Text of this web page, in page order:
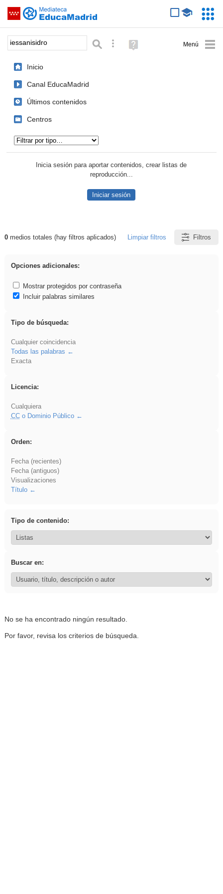
Saltar navegación
Palabra o frase: Búsqueda avanzada
Ayuda
(en
Inicio
Canal EducaMadrid
Últimos contenidos
Centros
Inicia sesión para aportar contenidos, crear listas de
reproducción...
Iniciar sesión
Resultados de: iessanisidro
0medios totales (hay filtros aplicados) Limpiar filtros Filtros
Opciones adicionales:
Mostrar protegidos por contraseña
Incluir palabras similares
Tipo de búsqueda:
Cualquier coincidencia
Todas las palabras
Exacta
Licencia:
Cualquiera
CCo Dominio Público
Orden:
Fecha (recientes)
Fecha (antiguos)
Visualizaciones
Título
Tipo de contenido:
Buscar en:
No se ha encontrado ningún resultado.
Por favor, revisa los criterios de búsqueda.